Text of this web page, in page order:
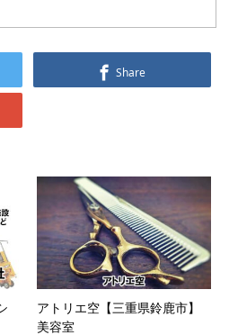
Share
アトリエ空【三重県鈴鹿市】
美容室